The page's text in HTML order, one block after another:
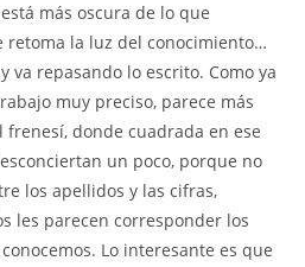
más oscura de lo que
retoma la luz del conocimiento…
va repasando lo escrito. Como ya
muy preciso, parece más
donde cuadrada en ese
un poco, porque no
los apellidos y las cifras,
les parecen corresponder los
Lo interesante es que